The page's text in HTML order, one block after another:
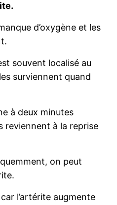
d’oxygène et les
souvent localisé au
surviennent quand
à deux minutes
reviennent à la reprise
on peut
l’artérite augmente